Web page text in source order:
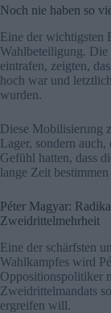
Noch nie haben so
Eine der wichtigsten
Wahlbeteiligung. Die
eintrafen, zeigten,
hoch war und
wurden.
Diese Mobilisierung
Lager, sondern auch,
Gefühl hatten, dass
lange Zeit
Péter Magyar:
Zweidrittelmehrheit
Eine der schärfsten
Wahlkampfes wird
Oppositionspolitiker
Zweidrittelmandats
ergreifen will.